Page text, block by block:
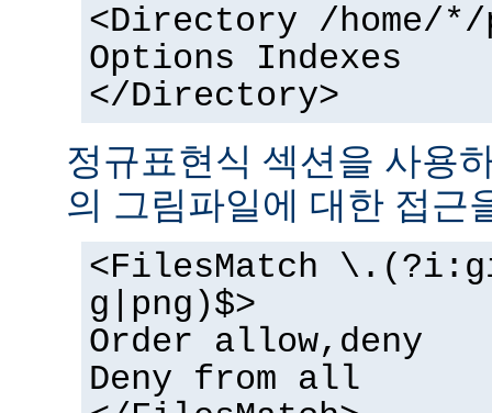
<Directory /home/
Options Indexes
</Directory>
정규표현식 섹션을 사용
의 그림파일에 대한 접근
<FilesMatch
g|png)$>
Order allow,deny
Deny from all